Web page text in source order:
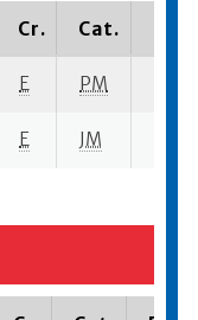
Cr. Cat.
E PM
E JM